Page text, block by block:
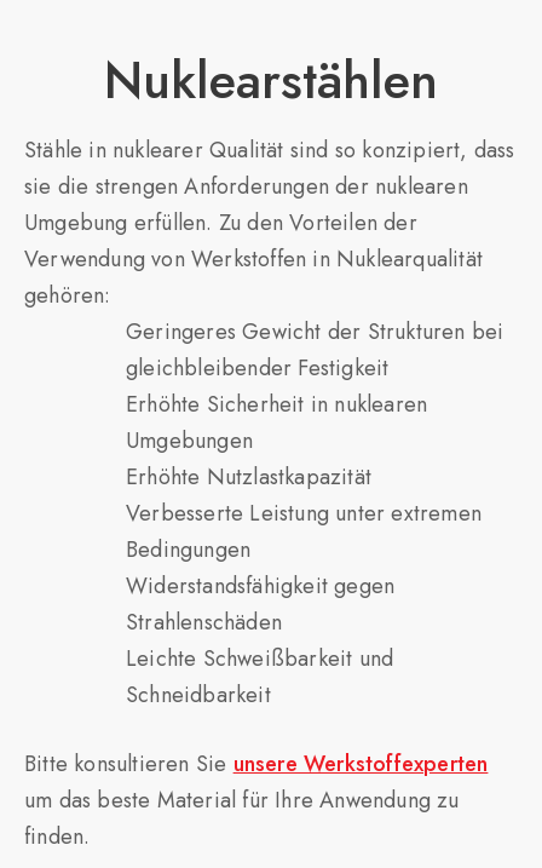
Nuklearstählen
Stähle in nuklearer Qualität sind so konzipiert, dass
sie die strengen Anforderungen der nuklearen
Umgebung erfüllen. Zu den Vorteilen der
Verwendung von Werkstoffen in Nuklearqualität
gehören:
Geringeres Gewicht der Strukturen bei
gleichbleibender Festigkeit
Erhöhte Sicherheit in nuklearen
Umgebungen
Erhöhte Nutzlastkapazität
Verbesserte Leistung unter extremen
Bedingungen
Widerstandsfähigkeit gegen
Strahlenschäden
Leichte Schweißbarkeit und
Schneidbarkeit
Bitte konsultieren Sieunsere Werkstoffexperten
um das beste Material für Ihre Anwendung zu
finden.